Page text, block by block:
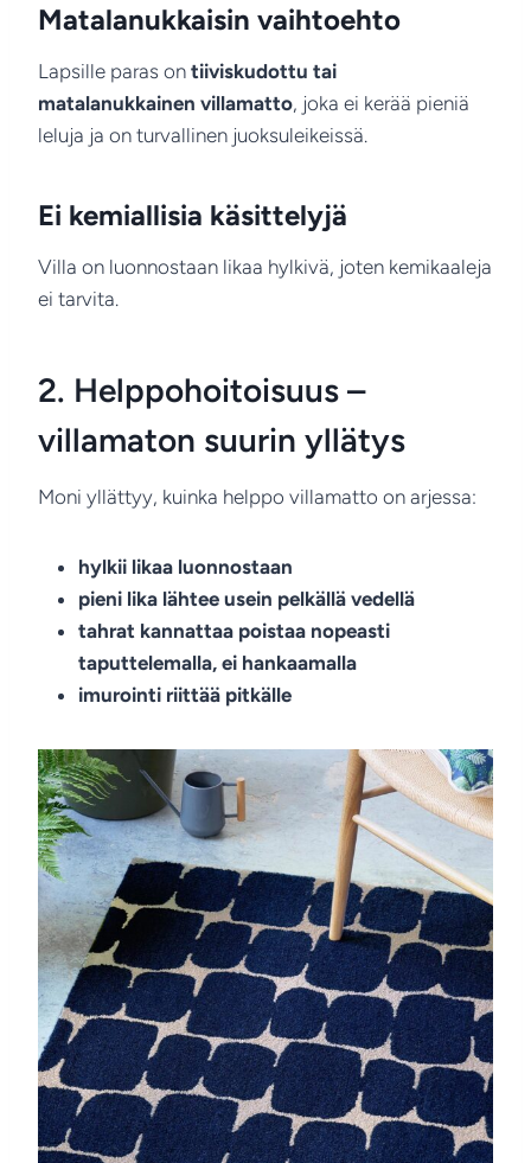
Matalanukkaisin vaihtoehto
Lapsille paras on tiiviskudottu tai
matalanukkainen villamatto, joka ei kerää pieniä
leluja ja on turvallinen juoksuleikeissä.
Ei kemiallisia käsittelyjä
Villa on luonnostaan likaa hylkivä, joten kemikaaleja
ei tarvita.
2. Helppohoitoisuus –
villamaton suurin yllätys
Moni yllättyy, kuinka helppo villamatto on arjessa:
hylkii likaa luonnostaan
pieni lika lähtee usein pelkällä vedellä
tahrat kannattaa poistaa nopeasti
taputtelemalla, ei hankaamalla
imurointi riittää pitkälle